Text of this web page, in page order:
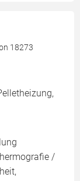
18273
/